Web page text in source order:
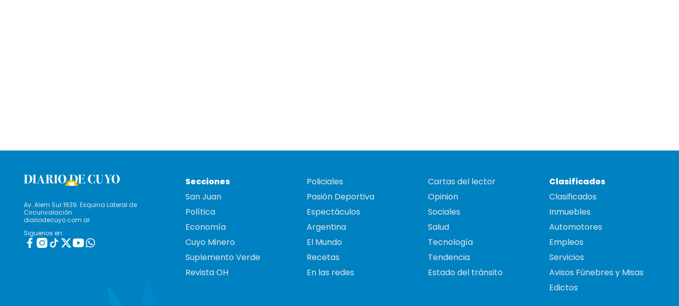
Av. Alem Sur 1639. Esquina Lateral de
Circunvalación
diariodecuyo.com.ar
Siguenos en:
Secciones
San Juan
Política
Economía
Cuyo Minero
Suplemento Verde
Revista OH
Policiales
Pasión Deportiva
Espectáculos
Argentina
El Mundo
Recetas
En las redes
Cartas del lector
Opinion
Sociales
Salud
Tecnología
Tendencia
Estado del tránsito
Clasificados
Clasificados
Inmuebles
Automotores
Empleos
Servicios
Avisos Fúnebres y Misas
Edictos